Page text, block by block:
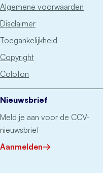
Algemene voorwaarden
Disclaimer
Toegankelijkheid
Copyright
Colofon
Nieuwsbrief
Meld je aan voor de CCV-
nieuwsbrief
Aanmelden